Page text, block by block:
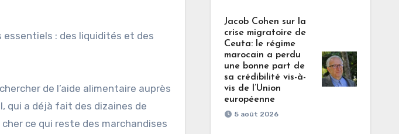
essentiels : des liquidités et des
de l’aide alimentaire auprès
qui a déjà fait des dizaines de
ce qui reste des marchandises
Jacob Cohen sur la
crise migratoire de
Ceuta: le régime
marocain a perdu
une bonne part de
sa crédibilité vis-à-
vis de l’Union
européenne
5 août 2026